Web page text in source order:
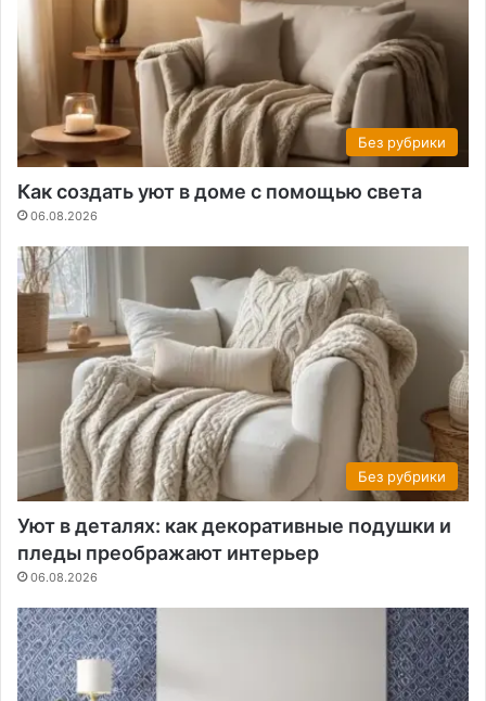
Без рубрики
Как создать уют в доме с помощью света
06.08.2026
Без рубрики
Уют в деталях: как декоративные подушки и
пледы преображают интерьер
06.08.2026